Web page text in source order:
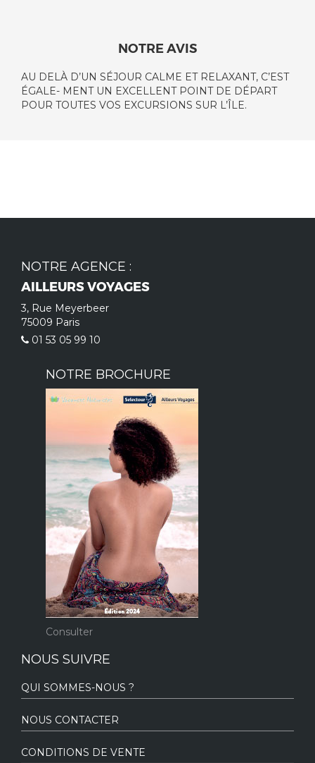
NOTRE AVIS
AU DELÀ D’UN SÉJOUR CALME ET RELAXANT, C’EST
ÉGALE- MENT UN EXCELLENT POINT DE DÉPART
POUR TOUTES VOS EXCURSIONS SUR L’ÎLE.
NOTRE AGENCE :
AILLEURS VOYAGES
3, Rue Meyerbeer
75009 Paris
01 53 05 99 10
NOTRE BROCHURE
Consulter
NOUS SUIVRE
QUI SOMMES-NOUS ?
NOUS CONTACTER
CONDITIONS DE VENTE